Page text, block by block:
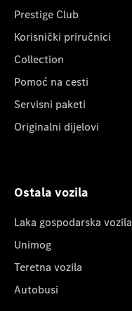
Prestige Club
Korisnički priručnici
Collection
Pomoć na cesti
Servisni paketi
Originalni dijelovi
Ostala vozila
Laka gospodarska vozila
Unimog
Teretna vozila
Autobusi